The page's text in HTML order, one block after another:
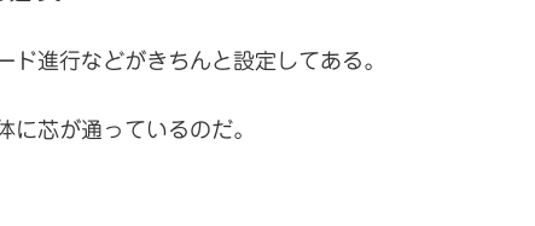
進行などがきちんと設定してある。
に芯が通っているのだ。